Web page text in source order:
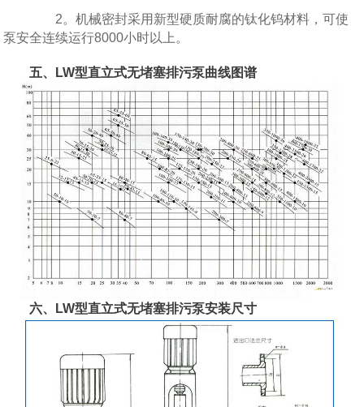
2。机械密封采用新型硬质耐腐的钛化钨材料，可使
泵安全连续运行8000小时以上。
五、LW型直立式无堵塞排污泵曲线图谱
六、LW型直立式无堵塞排污泵安装尺寸